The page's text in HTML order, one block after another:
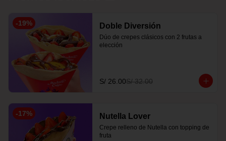
-19% Doble Diversión
Dúo de crepes clásicos con 2 frutas a
elección
S/ 26.00S/ 32.00
-17% Nutella Lover
Crepe relleno de Nutella con topping de
fruta